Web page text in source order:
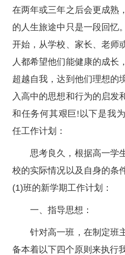
在两年或三年之后会更成熟
的人生旅途中只是一段回忆
开始，从学校、家长、老师
人都希望他们能健康的成长
超越自我，达到他们理想的
入高中的思想和行为的启发
和任务何其艰巨!以下是我
任工作计划：
思考良久，根据高一学
校的实际情况以及自身的条
(1)班的新学期工作计划：
一、指导思想：
针对高一班，在制定班
备本着以下四个原则来执行